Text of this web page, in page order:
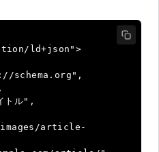
ld+json">
article-